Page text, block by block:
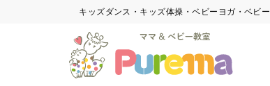
キッズダンス・キッズ体操・ベビーヨガ・ベビ